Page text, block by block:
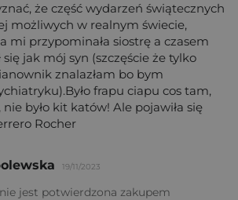
że część wydarzeń świątecznych
możliwych w realnym świecie,
mi przypominała siostrę a czasem
się jak mój syn (szczęście że tylko
znalazłam bo bym
frapu ciapu cos tam,
było kit katów! Ale pojawiła się
Rocher
19/11/2023
jest potwierdzona zakupem